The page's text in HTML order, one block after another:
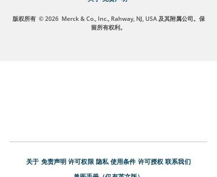
版权所有 © 2026 Merck & Co., Inc., Rahway, NJ, USA 及其附属公司。保
留所有权利。
关于 免责声明 许可权限 隐私 使用条件 许可授权 联系我们